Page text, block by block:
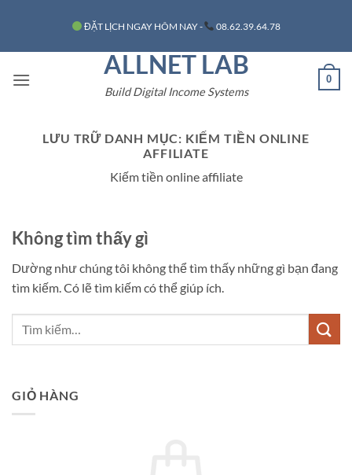
nội
ĐẶT LỊCH NGAY HÔM NAY - 08.62.39.64.78
ALLNET LAB
Build Digital Income Systems
0
LƯU TRỮ DANH MỤC: KIẾM TIỀN ONLINE
AFFILIATE
Kiếm tiền online affiliate
Không tìm thấy gì
Dường như chúng tôi không thể tìm thấy những gì bạn đang
tìm kiếm. Có lẽ tìm kiếm có thể giúp ích.
GIỎ HÀNG